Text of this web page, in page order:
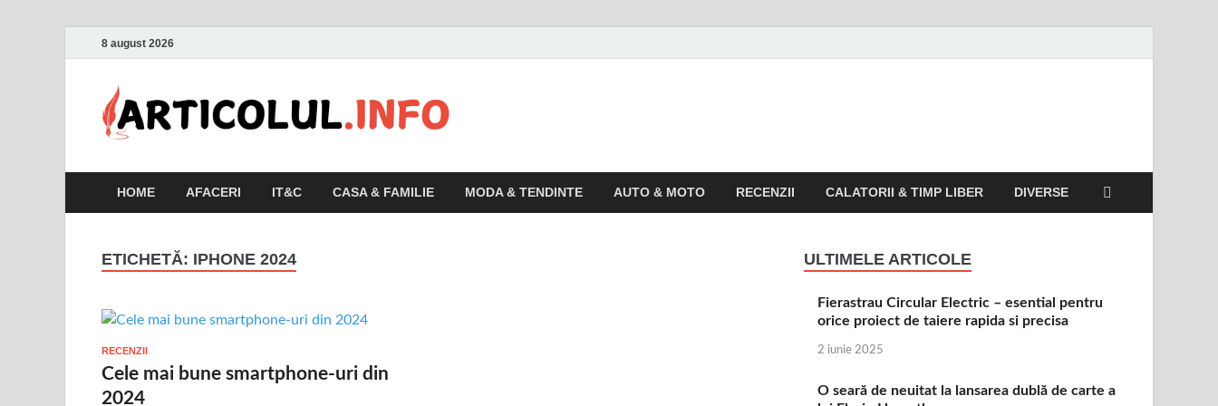
8 august 2026
HOME AFACERI IT&C CASA & FAMILIE MODA & TENDINTE AUTO & MOTO RECENZII CALATORII & TIMP LIBER DIVERSE
ETICHETĂ: IPHONE 2024
RECENZII
Cele mai bune smartphone-uri din
2024
ULTIMELE ARTICOLE
Fierastrau Circular Electric – esential pentru
orice proiect de taiere rapida si precisa
2 iunie 2025
O seară de neuitat la lansarea dublă de carte a